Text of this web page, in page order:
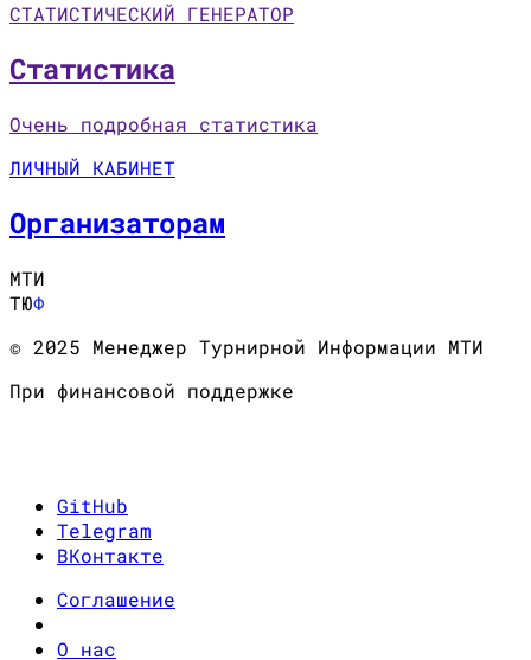
СТАТИСТИЧЕСКИЙ ГЕНЕРАТОР
Статистика
Очень подробная статистика
ЛИЧНЫЙ КАБИНЕТ
Организаторам
МТИ
ТЮФ
© 2025 Менеджер Турнирной Информации МТИ
При финансовой поддержке
GitHub
Telegram
ВКонтакте
Соглашение
О нас